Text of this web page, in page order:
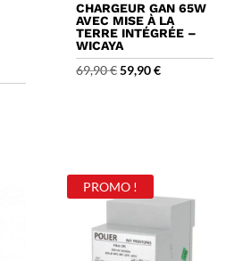
CHARGEUR GAN 65W
AVEC MISE À LA
TERRE INTÉGRÉE –
WICAYA
69,90€ Le
59,90€Le
PROMO !